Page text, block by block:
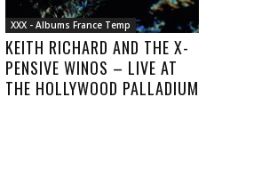
XXX - Albums France Temp
KEITH RICHARD AND THE X-
PENSIVE WINOS – LIVE AT
THE HOLLYWOOD PALLADIUM